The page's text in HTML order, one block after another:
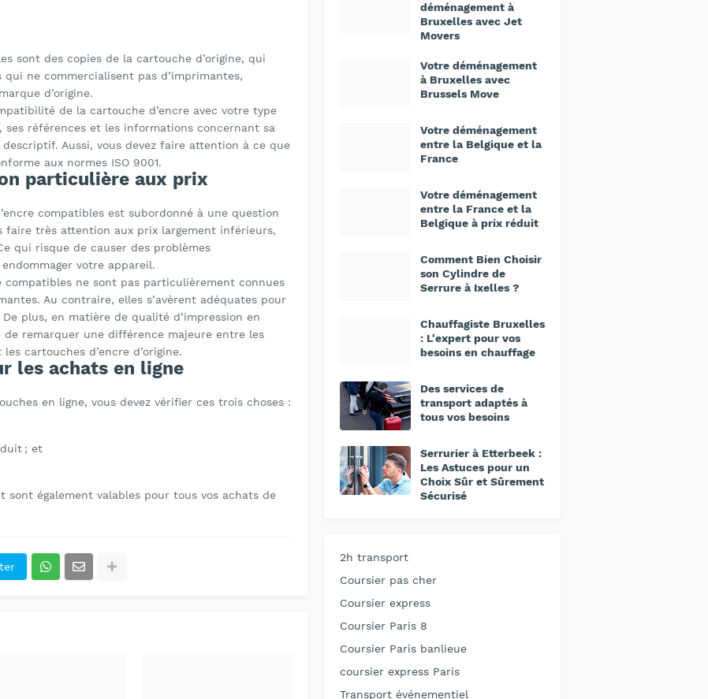
sont des copies de la cartouche d’origine, qui
ne commercialisent pas d’imprimantes,
d’origine.
de la cartouche d’encre avec votre type
ses références et les informations concernant sa
Aussi, vous devez faire attention à ce que
aux normes ISO 9001.
particulière aux prix
compatibles est subordonné à une question
faire très attention aux prix largement inférieurs,
qui risque de causer des problèmes
votre appareil.
compatibles ne sont pas particulièrement connues
Au contraire, elles s’avèrent adéquates pour
plus, en matière de qualité d’impression en
de remarquer une différence majeure entre les
cartouches d’encre d’origine.
les achats en ligne
en ligne, vous devez vérifier ces trois choses :
; et
sont également valables pour tous vos achats de
déménagement à
Bruxelles avec Jet
Movers
Votre déménagement
à Bruxelles avec
Brussels Move
Votre déménagement
entre la Belgique et la
France
Votre déménagement
entre la France et la
Belgique à prix réduit
Comment Bien Choisir
son Cylindre de
Serrure à Ixelles ?
Chauffagiste Bruxelles
: L'expert pour vos
besoins en chauffage
Des services de
transport adaptés à
tous vos besoins
Serrurier à Etterbeek :
Les Astuces pour un
Choix Sûr et Sûrement
Sécurisé
2h transport
Coursier pas cher
Coursier express
Coursier Paris 8
Coursier Paris banlieue
coursier express Paris
Transport événementiel